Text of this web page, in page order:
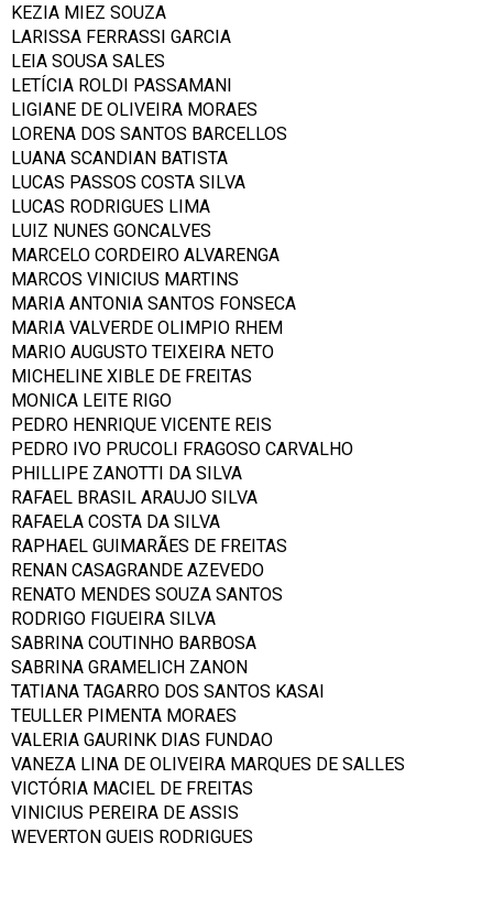
KEZIA MIEZ SOUZA
LARISSA FERRASSI GARCIA
LEIA SOUSA SALES
LETÍCIA ROLDI PASSAMANI
LIGIANE DE OLIVEIRA MORAES
LORENA DOS SANTOS BARCELLOS
LUANA SCANDIAN BATISTA
LUCAS PASSOS COSTA SILVA
LUCAS RODRIGUES LIMA
LUIZ NUNES GONCALVES
MARCELO CORDEIRO ALVARENGA
MARCOS VINICIUS MARTINS
MARIA ANTONIA SANTOS FONSECA
MARIA VALVERDE OLIMPIO RHEM
MARIO AUGUSTO TEIXEIRA NETO
MICHELINE XIBLE DE FREITAS
MONICA LEITE RIGO
PEDRO HENRIQUE VICENTE REIS
PEDRO IVO PRUCOLI FRAGOSO CARVALHO
PHILLIPE ZANOTTI DA SILVA
RAFAEL BRASIL ARAUJO SILVA
RAFAELA COSTA DA SILVA
RAPHAEL GUIMARÃES DE FREITAS
RENAN CASAGRANDE AZEVEDO
RENATO MENDES SOUZA SANTOS
RODRIGO FIGUEIRA SILVA
SABRINA COUTINHO BARBOSA
SABRINA GRAMELICH ZANON
TATIANA TAGARRO DOS SANTOS KASAI
TEULLER PIMENTA MORAES
VALERIA GAURINK DIAS FUNDAO
VANEZA LINA DE OLIVEIRA MARQUES DE SALLES
VICTÓRIA MACIEL DE FREITAS
VINICIUS PEREIRA DE ASSIS
WEVERTON GUEIS RODRIGUES